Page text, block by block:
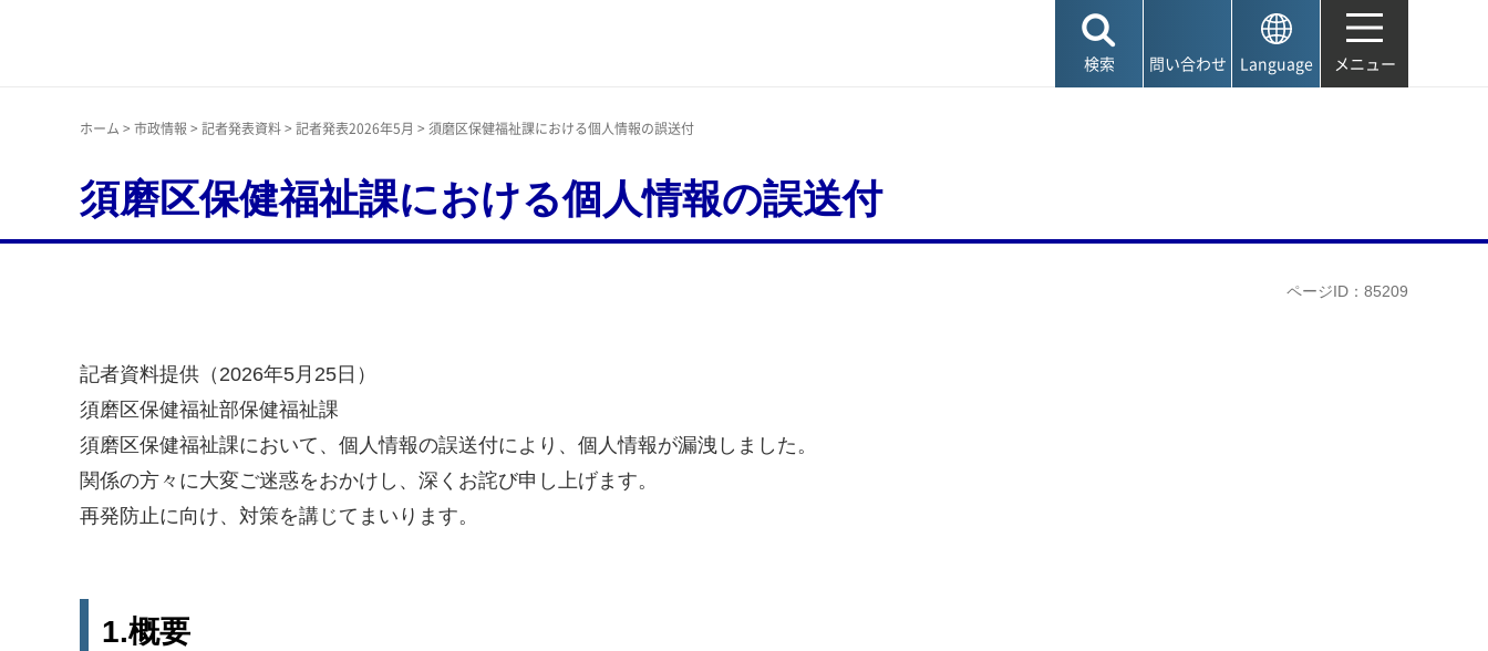
検索 問い合わせ Language メニュー
ホーム > 市政情報 > 記者発表資料> 記者発表2026年5月 > 須磨区保健福祉課における個人情報の誤送付
須磨区保健福祉課における個人情報の誤送付
ページID：85209
記者資料提供（2026年5月25日）
須磨区保健福祉部保健福祉課
須磨区保健福祉課において、個人情報の誤送付により、個人情報が漏洩しました。
関係の方々に大変ご迷惑をおかけし、深くお詫び申し上げます。
再発防止に向け、対策を講じてまいります。
1.概要